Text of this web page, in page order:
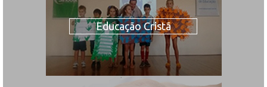
Educação Cristã